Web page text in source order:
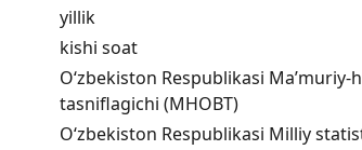
yillik
kishi soat
O‘zbekiston Respublikasi
tasniflagichi (MHOBT)
O‘zbekiston Respublikasi Milliy